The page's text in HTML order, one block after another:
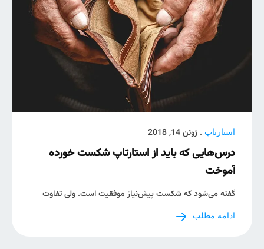
استارتاپ . ژوئن 14, 2018
درس‌هایی که باید از استارتا‌پ شکست خورده
آموخت
گفته می‌شود که شکست پیش‌نیاز موفقیت است. ولی تفاوت
ادامه مطلب